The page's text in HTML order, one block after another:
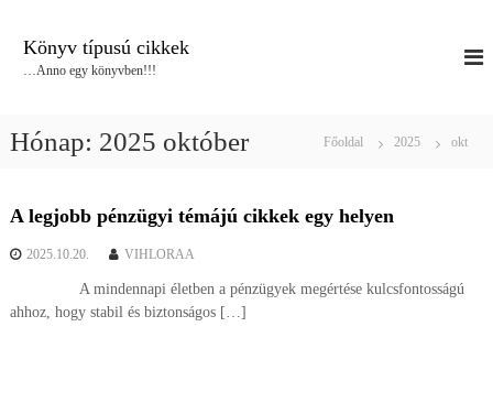
m
Könyv típusú cikkek
…Anno egy könyvben!!!
Hónap: 2025 október Főoldal 2025 okt
A legjobb pénzügyi témájú cikkek egy helyen
2025.10.20. VIHLORAA
A mindennapi életben a pénzügyek megértése kulcsfontosságú
ahhoz, hogy stabil és biztonságos […]